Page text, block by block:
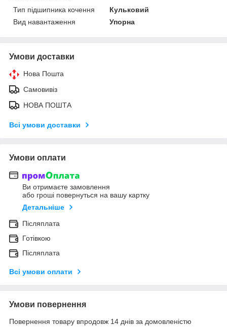
Тип підшипника кочення
Кульковий
Вид навантаження
Упорна
Умови доставки
Нова Пошта
Самовивіз
НОВА ПОШТА
Всі умови доставки
Умови оплати
Ви отримаєте замовлення
або гроші повернуться на вашу картку
Детальніше
Післяплата
Готівкою
Післяплата
Всі умови оплати
Умови повернення
Повернення товару впродовж 14 днів за домовленістю